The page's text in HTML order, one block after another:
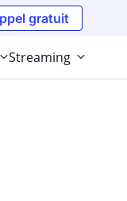
gratuit
Streaming